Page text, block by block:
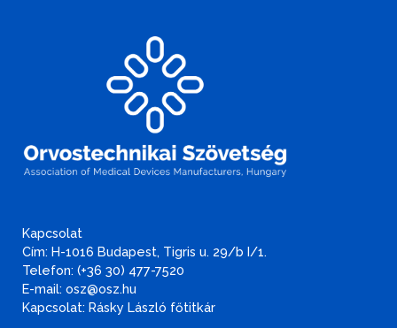
Kapcsolat
Cím: H-1016 Budapest, Tigris u. 29/b I/1.
Telefon: (+36 30) 477-7520
E-mail: osz@osz.hu
Kapcsolat: Rásky László főtitkár